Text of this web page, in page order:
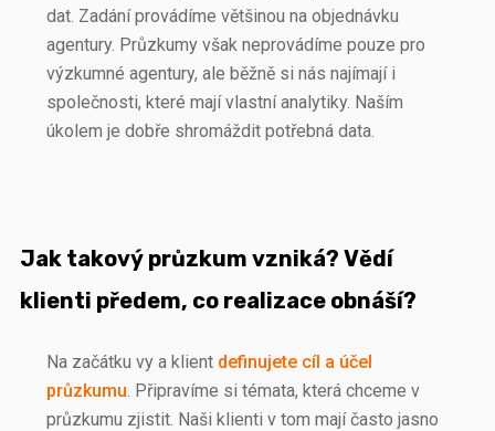
dat. Zadání provádíme většinou na objednávku
agentury. Průzkumy však neprovádíme pouze pro
výzkumné agentury, ale běžně si nás najímají i
společnosti, které mají vlastní analytiky. Naším
úkolem je dobře shromáždit potřebná data.
Jak takový průzkum vzniká? Vědí
klienti předem, co realizace obnáší?
Na začátku vy a klient definujete cíl a účel
průzkumu. Připravíme si témata, která chceme v
průzkumu zjistit. Naši klienti v tom mají často jasno